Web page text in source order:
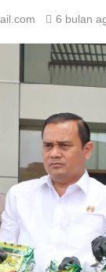
6 bulan